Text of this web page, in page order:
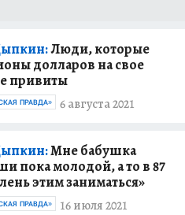
Люди, которые
долларов на свое
привиты
6 августа 2021
ПРАВДА»
Мне бабушка
пока молодой, а то в 87
этим заниматься»
16 июля 2021
ПРАВДА»